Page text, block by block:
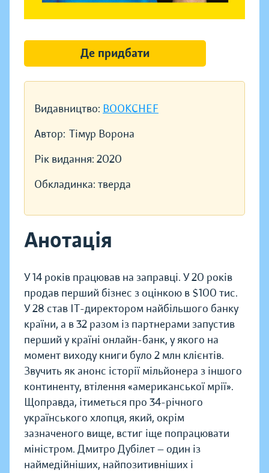
Видавництво: BOOKCHEF
Автор: Тімур Ворона
Рік видання: 2020
Обкладинка: тверда
Анотація
У 14 років працював на заправці. У 20 років
продав перший бізнес з оцінкою в $100 тис.
У 28 став IT-директором найбільшого банку
країни, а в 32 разом із партнерами запустив
перший у країні онлайн-банк, у якого на
момент виходу книги було 2 млн клієнтів.
Звучить як анонс історії мільйонера з іншого
континенту, втілення «американської мрії».
Щоправда, ітиметься про 34-річного
українського хлопця, який, окрім
зазначеного вище, встиг іще попрацювати
міністром. Дмитро Дубілет — один із
наймедійніших, найпозитивніших і
Де придбати